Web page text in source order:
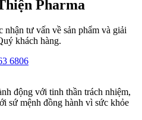
Pharma
tư vấn về sản phẩm và giải
khách hàng.
6806
động với tinh thần trách nhiệm,
sứ mệnh đồng hành vì sức khỏe